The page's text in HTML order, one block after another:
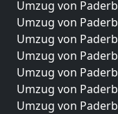
Umzug von
Umzug von
Umzug von
Umzug von
Umzug von
Umzug von
Umzug von